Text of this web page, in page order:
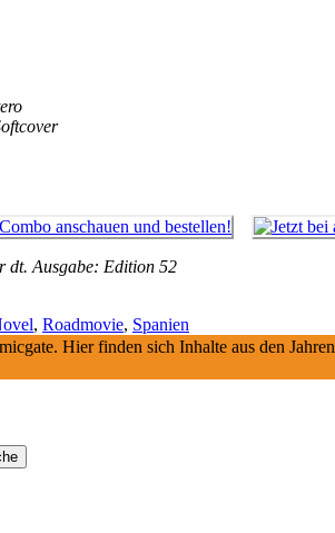
dt. Ausgabe: Edition 52
, Roadmovie, Spanien
Hier finden sich Inhalte aus den